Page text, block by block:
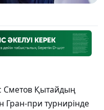
Сметов Қытайдың
Гран-при турнирінде